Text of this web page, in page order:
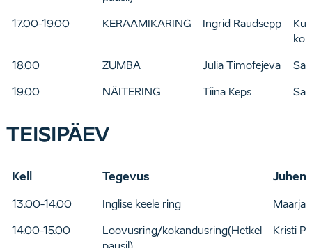
17.00-19.00 KERAAMIKARING Ingrid Raudsepp
18.00 ZUMBA Julia Timofejeva
19.00 NÄITERING Tiina Keps
TEISIPÄEV
Kell Tegevus
13.00-14.00 Inglise keele ring Maarja
14.00-15.00
Loovusring/kokandusring(Hetkel
Kristi